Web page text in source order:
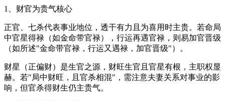
1、财官为贵气核心
正官、七杀代表事业地位，透干有力且为喜用时主贵。若命局
中官星得禄（如金命带官禄），行运再遇官禄，则易加官晋级
（如所述"金命带官禄，行运又遇禄，加官晋级"）。
财星（正偏财）是生官之源，财旺生官且官星有根，主职权显
赫。若"局中财旺，且官杀相混"，需注意夫妻关系对事业的影
响，但官杀得财生仍主贵气。